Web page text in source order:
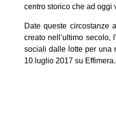
centro storico che ad oggi
Date queste circostanze
creato nell’ultimo secolo,
sociali dalle lotte per una
10 luglio 2017 su